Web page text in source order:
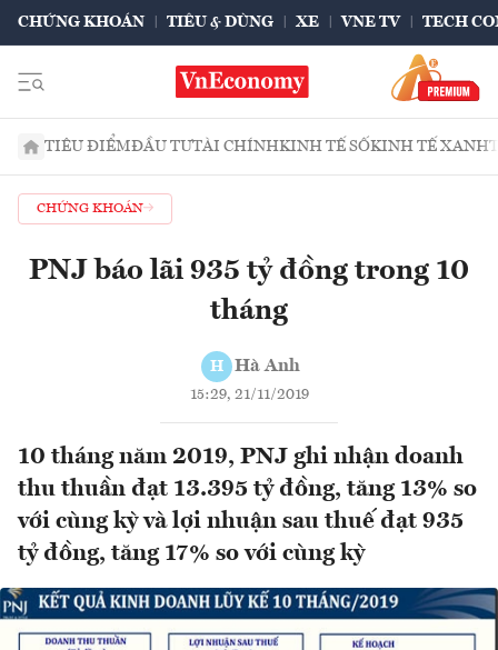
CHỨNG KHOÁN TIÊU & DÙNG XE VNE TV TECH
TIÊU ĐIỂMĐẦU TƯTÀI CHÍNHKINH TẾ SỐKINH TẾ XANH
CHỨNG KHOÁN
PNJ báo lãi 935 tỷ đồng trong 10
tháng
H Hà Anh
15:29, 21/11/2019
10 tháng năm 2019, PNJ ghi nhận doanh
thu thuần đạt 13.395 tỷ đồng, tăng 13% so
với cùng kỳ và lợi nhuận sau thuế đạt 935
tỷ đồng, tăng 17% so với cùng kỳ